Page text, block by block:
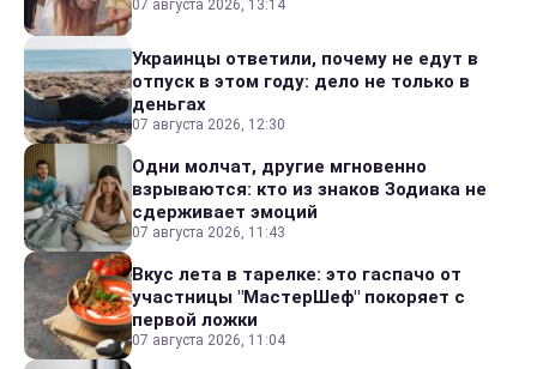
07 августа 2026, 13:14
Украинцы ответили, почему не едут в
отпуск в этом году: дело не только в
деньгах
07 августа 2026, 12:30
Одни молчат, другие мгновенно
взрываются: кто из знаков Зодиака не
сдерживает эмоций
07 августа 2026, 11:43
Вкус лета в тарелке: это гаспачо от
участницы "МастерШеф" покоряет с
первой ложки
07 августа 2026, 11:04